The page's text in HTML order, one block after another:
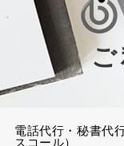
電話代行・秘書代
スコール）